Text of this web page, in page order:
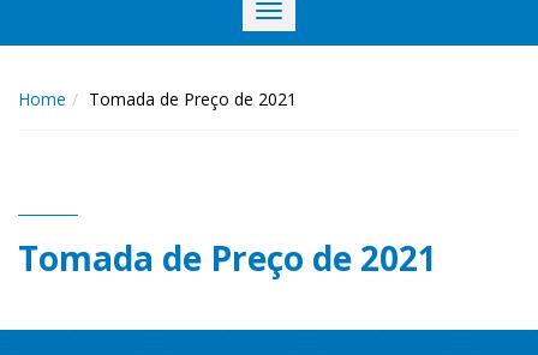
Toggle
navigation
Home Tomada de Preço de 2021
Tomada de Preço de 2021